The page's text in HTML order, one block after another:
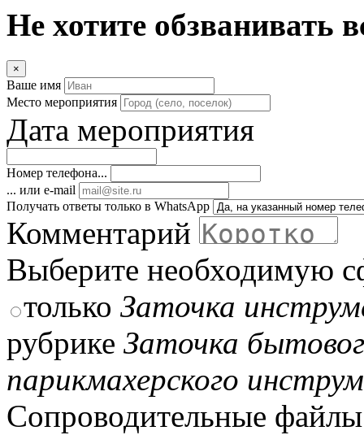
Не хотите обзванивать
×
Ваше имя
Место мероприятия
Дата мероприятия
Номер телефона...
... или e-mail
Получать ответы только в WhatsApp
Комментарий
Выберите необходимую
только Заточка
рубрике Заточка
парикмахерского
Сопроводительные